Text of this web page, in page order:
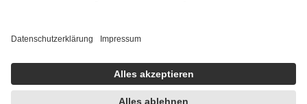
getroffen, um sicherzustellen, dass es sich um echte Bewertungen
https://help.etrusted.com/hc/de/articles/4419944605341
Einige Bilder und Inhalte wurden unter Zuhilfenahme künstlicher